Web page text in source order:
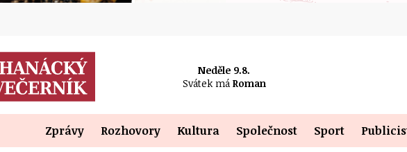
Neděle 9.8.
Svátek má Roman
Zprávy Rozhovory Kultura Společnost Sport